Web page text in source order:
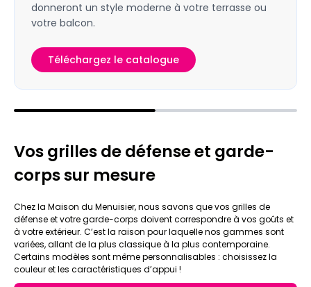
donneront un style moderne à votre terrasse ou
votre balcon.
Téléchargez le catalogue
Vos grilles de défense et garde-
corps sur mesure
Chez la Maison du Menuisier, nous savons que vos grilles de
défense et votre garde-corps doivent correspondre à vos goûts et
à votre extérieur. C’est la raison pour laquelle nos gammes sont
variées, allant de la plus classique à la plus contemporaine.
Certains modèles sont même personnalisables : choisissez la
couleur et les caractéristiques d’appui !